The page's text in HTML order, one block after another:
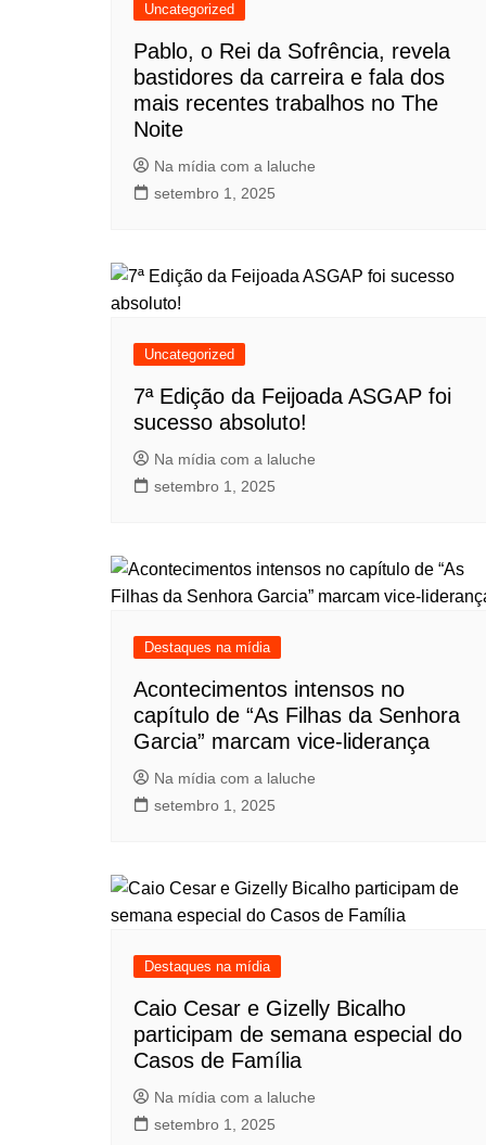
Uncategorized
Pablo, o Rei da Sofrência, revela
bastidores da carreira e fala dos
mais recentes trabalhos no The
Noite
Na mídia com a laluche
setembro 1, 2025
Uncategorized
7ª Edição da Feijoada ASGAP foi
sucesso absoluto!
Na mídia com a laluche
setembro 1, 2025
Destaques na mídia
Acontecimentos intensos no
capítulo de “As Filhas da Senhora
Garcia” marcam vice-liderança
Na mídia com a laluche
setembro 1, 2025
Destaques na mídia
Caio Cesar e Gizelly Bicalho
participam de semana especial do
Casos de Família
Na mídia com a laluche
setembro 1, 2025